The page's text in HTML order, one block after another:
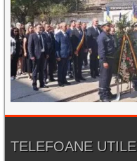
TELEFOANE UTILE